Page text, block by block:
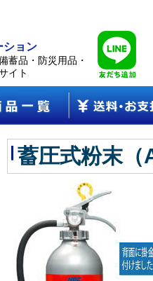
ション
蓄品・防災用品・
イト
蓄圧式粉末（